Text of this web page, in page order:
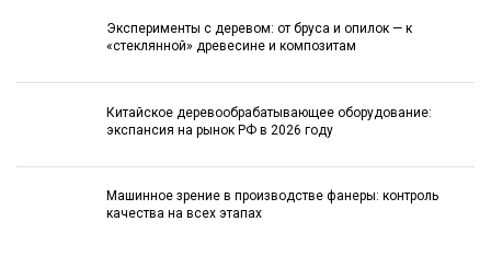
Эксперименты с деревом: от бруса и опилок — к
«стеклянной» древесине и композитам
Китайское деревообрабатывающее оборудование:
экспансия на рынок РФ в 2026 году
Машинное зрение в производстве фанеры: контроль
качества на всех этапах